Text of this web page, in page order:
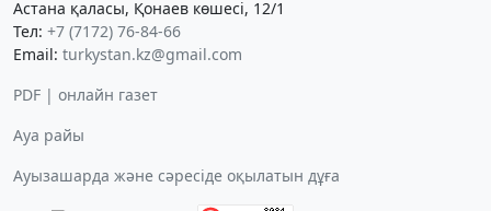
Астана қаласы, Қонаев көшесі, 12/1
Тел: +7 (7172) 76-84-66
Email: turkystan.kz@gmail.com
PDF | онлайн газет
Ауа райы
Ауызашарда және сәресіде оқылатын дұға